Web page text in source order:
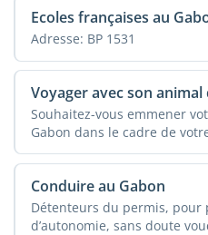
Ecoles françaises au
Adresse: BP 1531
Voyager avec son
Souhaitez-vous emmener
Gabon dans le cadre de
...
Conduire au Gabon
Détenteurs du permis, pour
d’autonomie, sans doute